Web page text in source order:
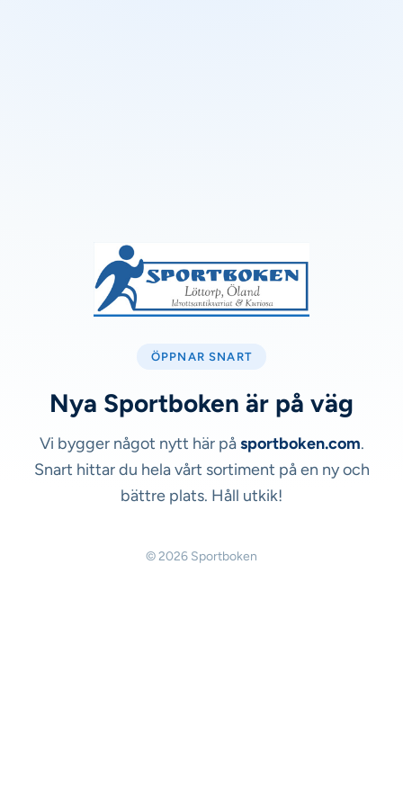
ÖPPNAR SNART
Nya Sportboken är på väg
Vi bygger något nytt här påsportboken.com.
Snart hittar du hela vårt sortiment på en ny och
bättre plats. Håll utkik!
© 2026 Sportboken